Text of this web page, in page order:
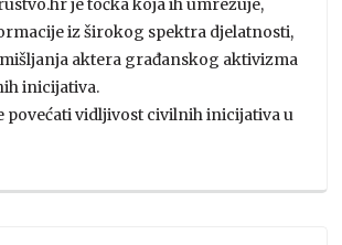
je točka koja ih umrežuje,
iz širokog spektra djelatnosti,
aktera građanskog aktivizma
inicijativa.
povećati vidljivost civilnih inicijativa u